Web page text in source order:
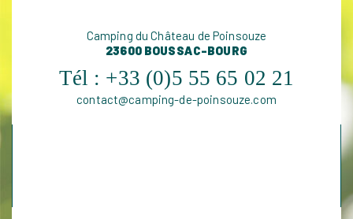
Camping du Château de Poinsouze
23600 BOUSSAC-BOURG
Tél : +33 (0)5 55 65 02 21
contact@camping-de-poinsouze.com